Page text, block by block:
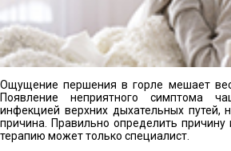
Ощущение першения в горле мешает
Появление неприятного симптома
инфекцией верхних дыхательных путей,
причина. Правильно определить причину
терапию может только специалист.